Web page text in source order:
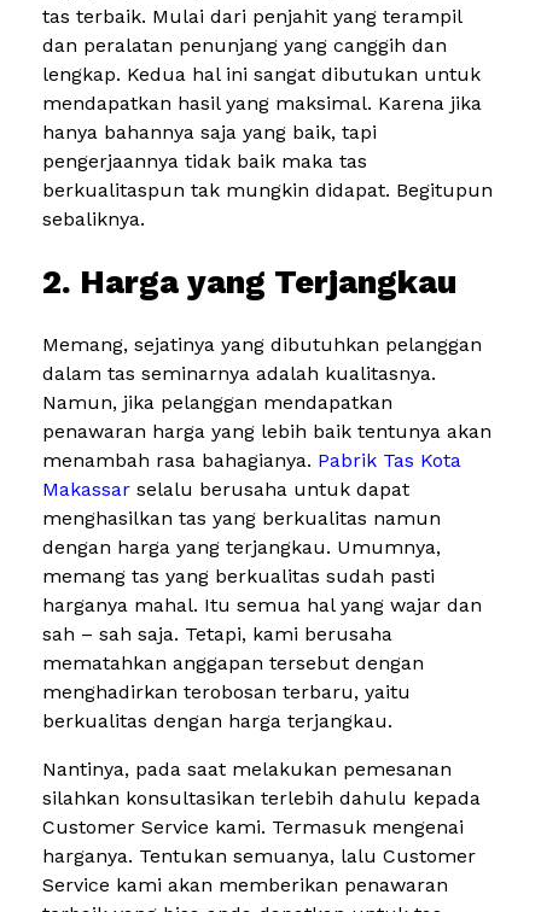
tas terbaik. Mulai dari penjahit yang terampil
dan peralatan penunjang yang canggih dan
lengkap. Kedua hal ini sangat dibutukan untuk
mendapatkan hasil yang maksimal. Karena jika
hanya bahannya saja yang baik, tapi
pengerjaannya tidak baik maka tas
berkualitaspun tak mungkin didapat. Begitupun
sebaliknya.
2. Harga yang Terjangkau
Memang, sejatinya yang dibutuhkan pelanggan
dalam tas seminarnya adalah kualitasnya.
Namun, jika pelanggan mendapatkan
penawaran harga yang lebih baik tentunya akan
menambah rasa bahagianya. Pabrik Tas Kota
Makassar selalu berusaha untuk dapat
menghasilkan tas yang berkualitas namun
dengan harga yang terjangkau. Umumnya,
memang tas yang berkualitas sudah pasti
harganya mahal. Itu semua hal yang wajar dan
sah – sah saja. Tetapi, kami berusaha
mematahkan anggapan tersebut dengan
menghadirkan terobosan terbaru, yaitu
berkualitas dengan harga terjangkau.
Nantinya, pada saat melakukan pemesanan
silahkan konsultasikan terlebih dahulu kepada
Customer Service kami. Termasuk mengenai
harganya. Tentukan semuanya, lalu Customer
Service kami akan memberikan penawaran